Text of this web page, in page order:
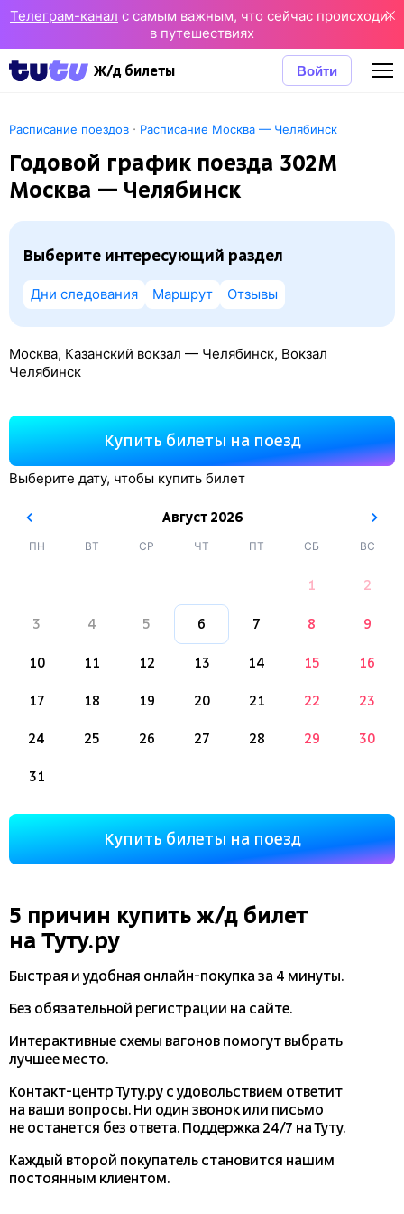
Телеграм-канал с самым важным, что сейчас происходит
в путешествиях
Ж/д билеты Войти
Расписание поездов · Расписание Москва — Челябинск
Годовой график поезда 302М
Москва — Челябинск
Выберите интересующий раздел
Дни следования Маршрут Отзывы
Москва, Казанский вокзал — Челябинск, Вокзал
Челябинск
Купить билеты на поезд
Выберите дату, чтобы купить билет
Август2026
ПН ВТ СР ЧТ ПТ СБ ВС
1 2
3 4 5 6 7 8 9
10 11 12 13 14 15 16
17 18 19 20 21 22 23
24 25 26 27 28 29 30
31
Купить билеты на поезд
5 причин купить ж/д билет
на Туту.ру
Быстрая и удобная онлайн-покупказа 4 минуты.
Без обязательной регистрации на сайте.
Интерактивные схемы вагонов помогут выбрать
лучшее место.
Контакт-центр Туту.ру с удовольствием ответит
на ваши вопросы. Ни один звонок или письмо
не останется без ответа. Поддержка 24/7 на Туту.
Каждый второй покупатель становится нашим
постоянным клиентом.